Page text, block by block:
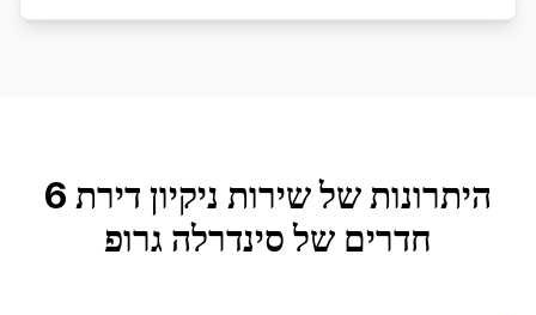
היתרונות של שירות
ניקיון דירת 6
חדרים של סינדרלה גרופ